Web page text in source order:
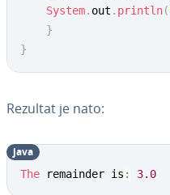
System. out . println(
}
}
Rezultat je nato:
The remainder is : 3.0
java